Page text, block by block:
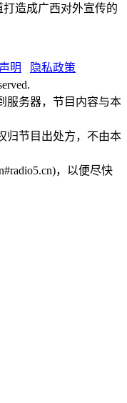
造成广西对外宣传的
明
隐私政策
服务器，节目内容与本
归节目出处方，不由本
，以便尽快